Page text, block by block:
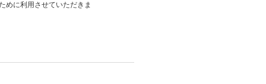
めに利用させていただきま